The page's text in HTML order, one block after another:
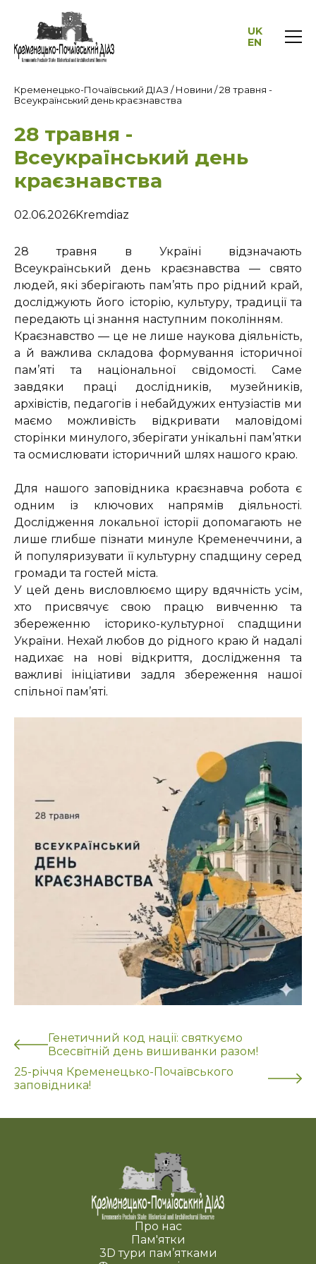
UK
EN
Кременецько-Почаївський ДІАЗ /Новини /28 травня -
Всеукраїнський день краєзнавства
28 травня -
Всеукраїнський день
краєзнавства
02.06.2026Kremdiaz
28 травня в Україні відзначають
Всеукраїнський день краєзнавства — свято
людей, які зберігають пам’ять про рідний край,
досліджують його історію, культуру, традиції та
передають ці знання наступним поколінням.
Краєзнавство — це не лише наукова діяльність,
а й важлива складова формування історичної
пам’яті та національної свідомості. Саме
завдяки праці дослідників, музейників,
архівістів, педагогів і небайдужих ентузіастів ми
маємо можливість відкривати маловідомі
сторінки минулого, зберігати унікальні пам’ятки
та осмислювати історичний шлях нашого краю.
Для нашого заповідника краєзнавча робота є
одним із ключових напрямів діяльності.
Дослідження локальної історії допомагають не
лише глибше пізнати минуле Кременеччини, а
й популяризувати її культурну спадщину серед
громади та гостей міста.
У цей день висловлюємо щиру вдячність усім,
хто присвячує свою працю вивченню та
збереженню історико-культурної спадщини
України. Нехай любов до рідного краю й надалі
надихає на нові відкриття, дослідження та
важливі ініціативи задля збереження нашої
спільної пам’яті.
Генетичний код нації: святкуємо
Всесвітній день вишиванки разом!
25-річчя Кременецько-Почаївського
заповідника!
Про нас
Пам'ятки
3D тури пам’ятками